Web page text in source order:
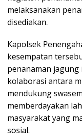
melaksanakan
disediakan.
Kapolsek
kesempatan
penanaman
kolaborasi antara
mendukung
memberdayakan
masyarakat yang
sosial.